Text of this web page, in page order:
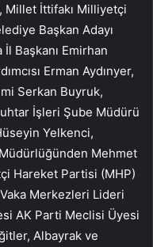
Millet İttifakı Milliyetçi
Başkan Adayı
Başkanı Emirhan
Erman Aydınyer,
Serkan Buyruk,
İşleri Şube Müdürü
Yelkenci,
Mehmet
Hareket Partisi (MHP)
Merkezleri Lideri
AK Parti Meclisi Üyesi
Albayrak ve